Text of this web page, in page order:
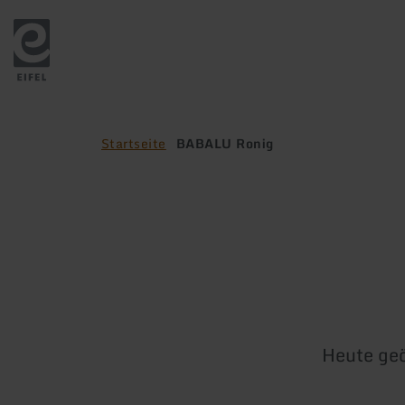
Zurück
zur
Startseite
Startseite BABALU Ronig
Heute